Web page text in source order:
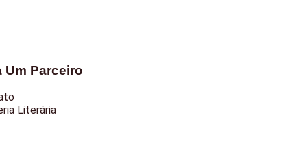
Um Parceiro
Literária